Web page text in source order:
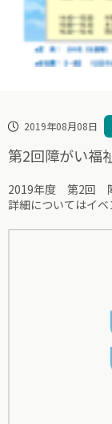
2019年08月08日
第2回障がい福
2019年度 第2回 障
詳細についてはイベ